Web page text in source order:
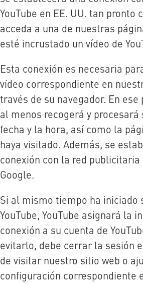
YouTube en EE. UU. tan pronto
acceda a una de nuestras
esté incrustado un vídeo de
Esta conexión es necesaria
vídeo correspondiente en
través de su navegador. En ese
al menos recogerá y procesará
fecha y la hora, así como la
haya visitado. Además, se
conexión con la red publicitaria
Google.
Si al mismo tiempo ha iniciado
YouTube, YouTube asignará la
conexión a su cuenta de
evitarlo, debe cerrar la sesión
de visitar nuestro sitio web o
configuración correspondiente